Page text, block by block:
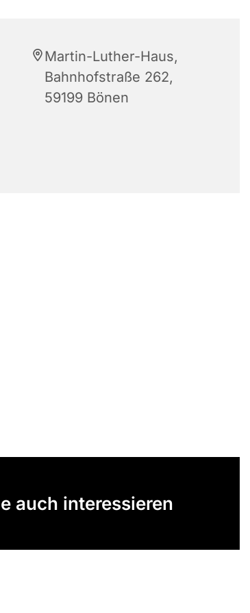
Martin-Luther-Haus,
Bahnhofstraße 262,
59199 Bönen
auch interessieren